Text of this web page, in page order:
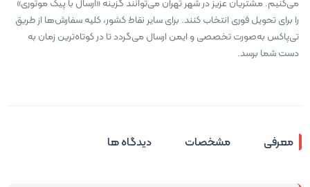
را برای تحویل فوری انتخاب کنند. برای سایر نقاط کشور، کلیه سفارش‌ها از طریق
تی‌پاکس به‌صورت تخصصی و ایمن ارسال می‌گردد تا در کوتاه‌ترین زمان به
دست شما برسد.
معرفی مشخصات دیدگاه ها